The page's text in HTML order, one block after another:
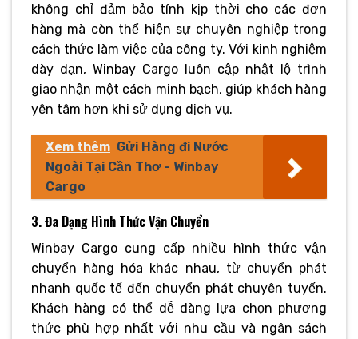
không chỉ đảm bảo tính kịp thời cho các đơn
hàng mà còn thể hiện sự chuyên nghiệp trong
cách thức làm việc của công ty. Với kinh nghiệm
dày dạn, Winbay Cargo luôn cập nhật lộ trình
giao nhận một cách minh bạch, giúp khách hàng
yên tâm hơn khi sử dụng dịch vụ.
Xem thêm Gửi Hàng đi Nước
Ngoài Tại Cần Thơ - Winbay
Cargo
3. Đa Dạng Hình Thức Vận Chuyển
Winbay Cargo cung cấp nhiều hình thức vận
chuyển hàng hóa khác nhau, từ chuyển phát
nhanh quốc tế đến chuyển phát chuyên tuyến.
Khách hàng có thể dễ dàng lựa chọn phương
thức phù hợp nhất với nhu cầu và ngân sách